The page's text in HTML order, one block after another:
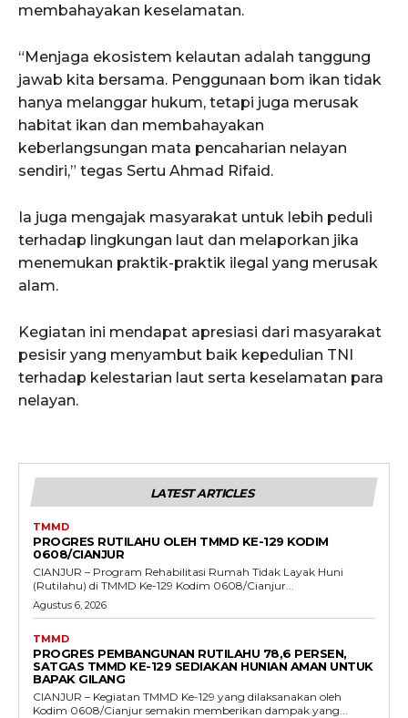
membahayakan keselamatan.
“Menjaga ekosistem kelautan adalah tanggung
jawab kita bersama. Penggunaan bom ikan tidak
hanya melanggar hukum, tetapi juga merusak
habitat ikan dan membahayakan
keberlangsungan mata pencaharian nelayan
sendiri,” tegas Sertu Ahmad Rifaid.
Ia juga mengajak masyarakat untuk lebih peduli
terhadap lingkungan laut dan melaporkan jika
menemukan praktik-praktik ilegal yang merusak
alam.
Kegiatan ini mendapat apresiasi dari masyarakat
pesisir yang menyambut baik kepedulian TNI
terhadap kelestarian laut serta keselamatan para
nelayan.
LATEST ARTICLES
TMMD
PROGRES RUTILAHU OLEH TMMD KE-129 KODIM
0608/CIANJUR
CIANJUR – Program Rehabilitasi Rumah Tidak Layak Huni
(Rutilahu) di TMMD Ke-129 Kodim 0608/Cianjur...
Agustus 6, 2026
TMMD
PROGRES PEMBANGUNAN RUTILAHU 78,6 PERSEN,
SATGAS TMMD KE-129 SEDIAKAN HUNIAN AMAN UNTUK
BAPAK GILANG
CIANJUR – Kegiatan TMMD Ke-129 yang dilaksanakan oleh
Kodim 0608/Cianjur semakin memberikan dampak yang...